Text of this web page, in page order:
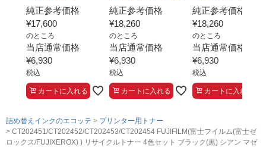
純正参考価格
¥17,600
のところ
当店通常価格
¥6,930
税込
カートに入れる
純正参考価格
¥18,260
のところ
当店通常価格
¥6,930
税込
カートに入れる
純正参考価格
¥18,260
のところ
当店通常価格
¥6,930
税込
カートに入れる
詰め替えインクのエコッテ
プリンター用トナー
CT202451/CT202452/CT202453/CT202454 FUJIFILM(富士フイルム(富士ゼ
ロックス/FUJIXEROX) ) リサイクルトナー 4色セット ブラック(黒) シアン マゼ